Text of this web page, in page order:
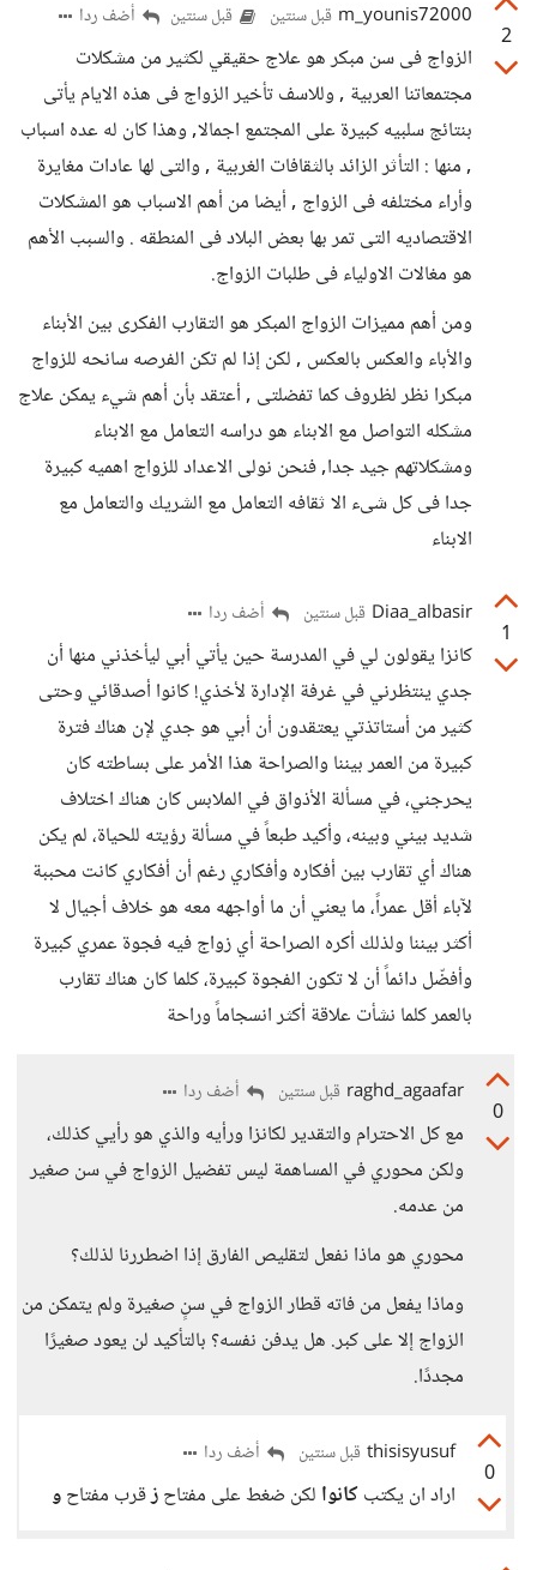
2
m_younis72000 قبل سنتين قبل سنتين أضف ردا
الزواج فى سن مبكر هو علاج حقيقي لكثير من مشكلات
مجتمعاتنا العربية , وللاسف تأخير الزواج فى هذه الايام يأتى
بنتائج سلبيه كبيرة على المجتمع اجمالا, وهذا كان له عده اسباب
, منها : التأثر الزائد بالثقافات الغربية , والتى لها عادات مغايرة
وأراء مختلفه فى الزواج , أيضا من أهم الاسباب هو المشكلات
الاقتصاديه التى تمر بها بعض البلاد فى المنطقه . والسبب الأهم
هو مغالات الاولياء فى طلبات الزواج.
ومن أهم مميزات الزواج المبكر هو التقارب الفكرى بين الأبناء
والأباء والعكس بالعكس , لكن إذا لم تكن الفرصه سانحه للزواج
مبكرا نظر لظروف كما تفضلتى , أعتقد بأن أهم شيء يمكن علاج
مشكله التواصل مع الابناء هو دراسه التعامل مع الابناء
ومشكلاتهم جيد جدا, فنحن نولى الاعداد للزواج اهميه كبيرة
جدا فى كل شىء الا ثقافه التعامل مع الشريك والتعامل مع
الابناء
1
Diaa_albasir قبل سنتين أضف ردا
كانزا يقولون لي في المدرسة حين يأتي أبي ليأخذني منها أن
جدي ينتظرني في غرفة الإدارة لأخذي! كانوا أصدقائي وحتى
كثير من أستاتذتي يعتقدون أن أبي هو جدي لإن هناك فترة
كبيرة من العمر بيننا والصراحة هذا الأمر على بساطته كان
يحرجني، في مسألة الأذواق في الملابس كان هناك اختلاف
شديد بيني وبينه، وأكيد طبعاً في مسألة رؤيته للحياة، لم يكن
هناك أي تقارب بين أفكاره وأفكاري رغم أن أفكاري كانت محببة
لآباء أقل عمراً، ما يعني أن ما أواجهه معه هو خلاف أجيال لا
أكثر بيننا ولذلك أكره الصراحة أي زواج فيه فجوة عمري كبيرة
وأفضّل دائماً أن لا تكون الفجوة كبيرة، كلما كان هناك تقارب
بالعمر كلما نشأت علاقة أكثر انسجاماً وراحة
0
raghd_agaafar قبل سنتين أضف ردا
مع كل الاحترام والتقدير لكانزا ورأيه والذي هو رأيي كذلك،
ولكن محوري في المساهمة ليس تفضيل الزواج في سن صغير
من عدمه.
محوري هو ماذا نفعل لتقليص الفارق إذا اضطررنا لذلك؟
وماذا يفعل من فاته قطار الزواج في سنٍ صغيرة ولم يتمكن من
الزواج إلا على كبر. هل يدفن نفسه؟ بالتأكيد لن يعود صغيرًا
مجددًا.
0
thisisyusuf قبل سنتين أضف ردا
اراد ان يكتبكانوا لكن ضغط على مفتاحزقرب مفتاحو